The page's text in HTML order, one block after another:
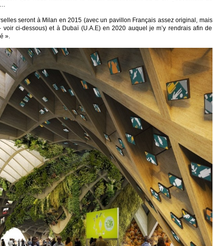
…
seront à Milan en 2015 (avec un pavillon Français assez original, mais
voir ci-dessous) et à Dubaï (U.A.E) en 2020 auquel je m’y rendrais afin de
».